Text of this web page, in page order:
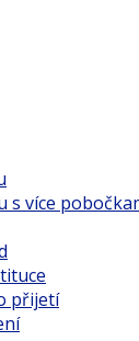
s více
přijetí